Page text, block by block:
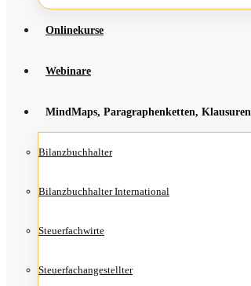
Online­kur­se
Web­i­na­re
Mind­Maps, Para­gra­phen­ket­ten, Klausuren
Bilanz­buch­hal­ter
Bilanz­buch­hal­ter International
Steu­er­fach­wir­te
Steu­er­fach­an­ge­stell­ter